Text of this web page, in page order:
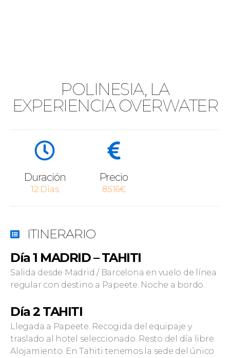
POLINESIA, LA
EXPERIENCIA OVERWATER
Duración
12 Días
Precio
8516€
ITINERARIO
Día 1 MADRID – TAHITI
Salida desde Madrid / Barcelona en vuelo de línea
regular con destino a Papeete. Noche a bordo.
Día 2 TAHITI
Llegada a Papeete. Recogida del equipaje y
traslado al hotel seleccionado. Resto del día libre.
Alojamiento. En Tahiti tenemos la sede del único